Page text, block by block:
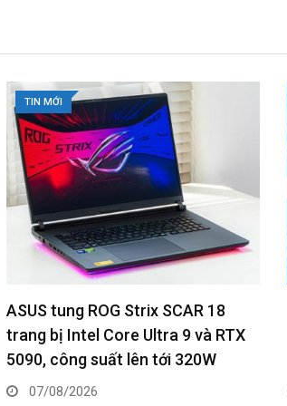
TIN MỚI
Kaspersky: AI trở thành một phần
cốt lõi của các mối đe dọa an ninh
mạng
06/08/2026